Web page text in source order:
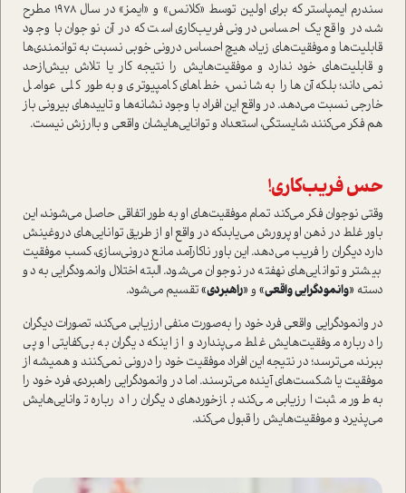
سندرم ایمپاستر که برای اولین توسط «کلانس» و «ایمز» در سال 1978 مطرح
شد، در واقع یک احساس درونی فریب‌کاری است که در آن نوجوان با وجود
قابليت‌ها و موفقيت‌هاي زياد، هيچ احساس دروني خوبي نسبت به توانمندي‌ها
و قابليت‌هاي خود ندارد و موفقیت‌هایش را نتیجه کار یا تلاش بیش‌از‌حد
نمی‌داند؛ بلكه آن‌ها را به شانس، خطاهاي كامپيوتري و به طور كلي عوامل
خارجي نسبت مي‌دهد. در واقع اين افراد با وجود نشانه‌ها و تاییدهای بیرونی باز
هم فکر می‌کنند شایستگی، استعداد و توانایی‌هایشان واقعی و با‌ارزش نیست.
حس فريب‌كاري!
وقتي نوجوان فكر مي‌كند تمام موفقيت‌هاي او به طور اتفاقي حاصل مي‌شوند، این
باور غلط در ذهن او پرورش می‌یابدکه در واقع او از طریق توانایی‌های دروغینش
دارد دیگران را فریب مي‌دهد. این باور ناکارآمد مانع درونی‌سازی، كسب موفقيت
بيشتر و توانایی‌های نهفته در نوجوان مي‌شود. البته اختلال وانمودگرایی به دو
دسته «وانمودگرایی واقعی» و«راهبردی»تقسیم می‌شود.
در وانمودگرایی واقعی فرد خود را به‌صورت منفی ارزیابی می‌کند، تصورات دیگران
را درباره موفقیت‌هایش غلط می‌پندارد و از اینکه دیگران به بی‌کفایتی او پی
ببرند، می‌ترسد؛ در نتیجه این افراد موفقیت خود را درونی نمی‌کنند و همیشه از
موفقیت يا شكست‌هاي آينده می‌ترسند. اما در وانمودگرایی راهبردی، فرد خود را
به طور مثبت ارزیابی می‌کند، بازخوردهای دیگران را درباره توانایی‌هایش
می‌پذیرد و موفقیت‌هایش را قبول می‌کند.